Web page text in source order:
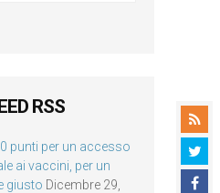
RSS
punti per un accesso
ai vaccini, per un
giusto Dicembre 29,